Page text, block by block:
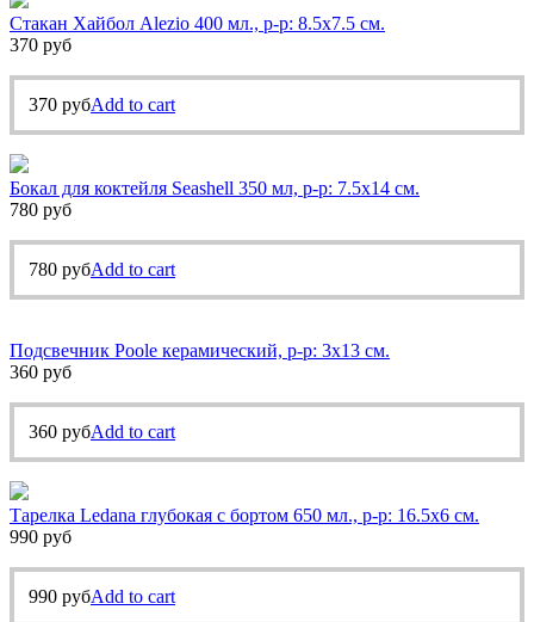
Стакан Хайбол Alezio 400 мл., р-р: 8.5х7.5 см.
370 руб
370 рубAdd to cart
Бокал для коктейля Seashell 350 мл, р-р: 7.5х14 см.
780 руб
780 рубAdd to cart
Подсвечник Poole керамический, р-р: 3х13 см.
360 руб
360 рубAdd to cart
Тарелка Ledana глубокая с бортом 650 мл., р-р: 16.5х6 см.
990 руб
990 рубAdd to cart